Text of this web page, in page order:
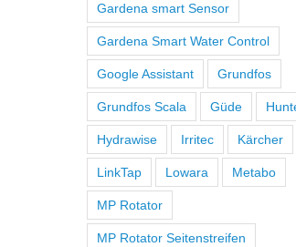
Gardena smart Sensor
Gardena Smart Water Control
Google Assistant Grundfos
Grundfos Scala Güde
Hydrawise Irritec Kärcher
LinkTap Lowara Metabo
MP Rotator
MP Rotator Seitenstreifen